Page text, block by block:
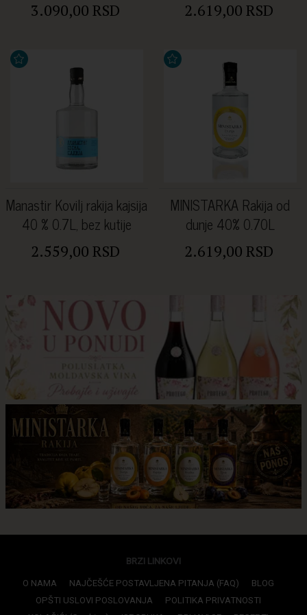
3.090,00 RSD 2.619,00 RSD
Manastir Kovilj rakija kajsija
40 % 0.7L, bez kutije
2.559,00 RSD
MINISTARKA Rakija od
dunje 40% 0.70L
2.619,00 RSD
BRZI LINKOVI
O NAMA NAJČEŠĆE POSTAVLJENA PITANJA (FAQ)
BLOG
OPŠTI USLOVI POSLOVANJA
POLITIKA PRIVATNOSTI